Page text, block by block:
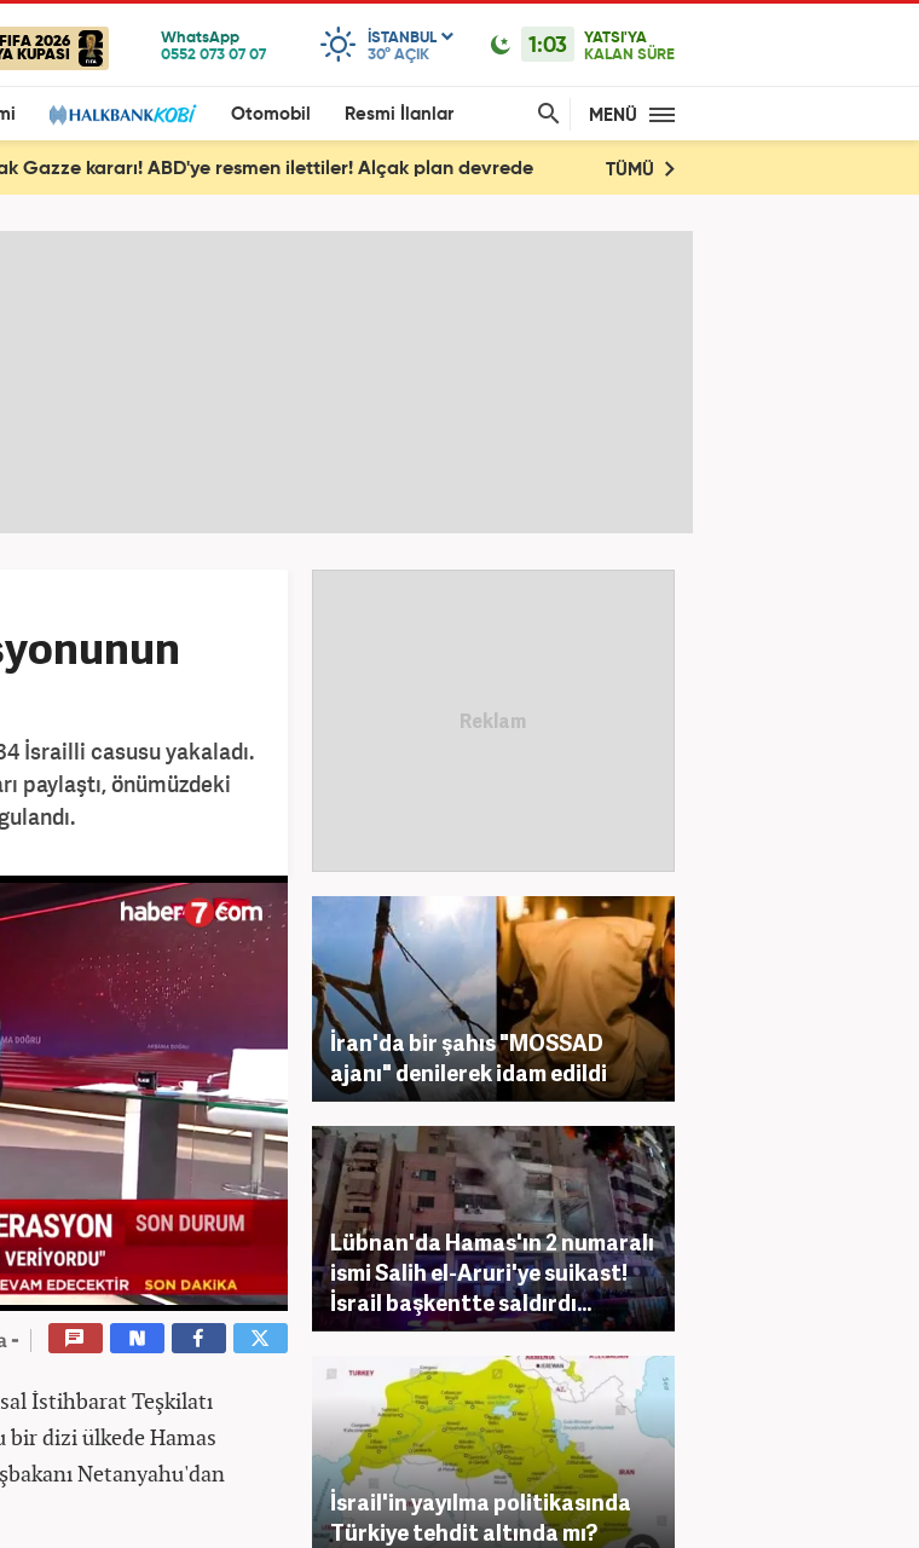
FIFA 2026
KUPASI
ISTANBUL
30° AÇIK 1:03
YATSI'YA
KALAN SÜRE
Otomobil Resmi İlanlar MENÜ
Gazze kararı! ABD'ye resmen ilettiler! Alçak plan devrede TÜMÜ
İsrailli casusu yakaladı.
paylaştı, önümüzdeki
İstihbarat Teşkilatı
bir dizi ülkede Hamas
Netanyahu'dan
İran'da bir şahıs "MOSSAD
ajanı" denilerek idam edildi
Lübnan'da Hamas'ın 2 numaralı
ismi Salih el-Aruri'ye suikast!
İsrail başkentte saldırdı...
İsrail'in yayılma politikasında
Türkiye tehdit altında mı?